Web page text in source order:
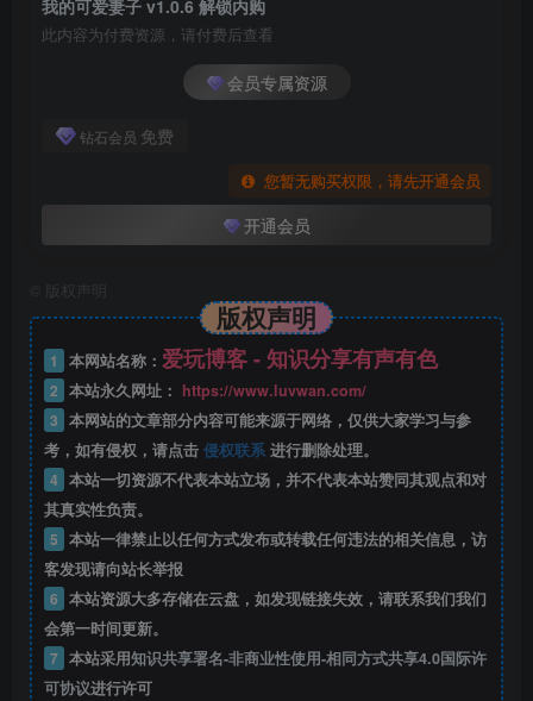
我的可爱妻子 v1.0.6 解锁内购
此内容为付费资源，请付费后查看
会员专属资源
钻石会员 免费
您暂无购买权限，请先开通会员
开通会员
版权声明
版权声明
1 本网站名称： 爱玩博客 - 知识分享有声有色
2 本站永久网址： https://www.luvwan.com/
3 本网站的文章部分内容可能来源于网络，仅供大家学习与参
考，如有侵权，请点击 侵权联系 进行删除处理。
4 本站一切资源不代表本站立场，并不代表本站赞同其观点和对
其真实性负责。
5 本站一律禁止以任何方式发布或转载任何违法的相关信息，访
客发现请向站长举报
6 本站资源大多存储在云盘，如发现链接失效，请联系我们我们
会第一时间更新。
7 本站采用知识共享署名-非商业性使用-相同方式共享4.0国际许
可协议进行许可